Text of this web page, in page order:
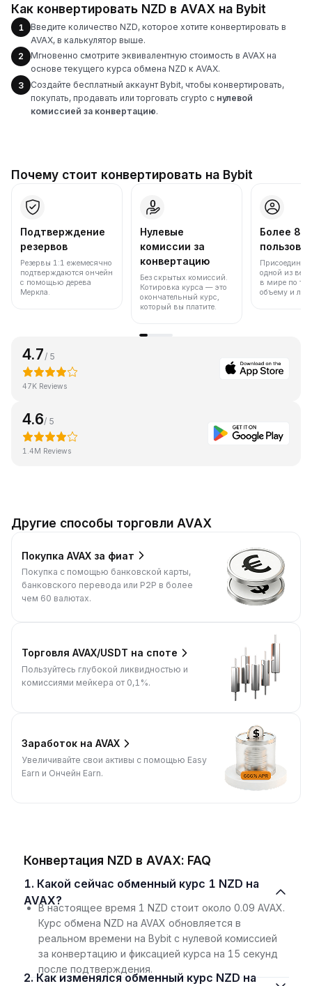
Как конвертировать NZD в AVAX на Bybit
1
Введите количество NZD, которое хотите конвертировать в
AVAX, в калькулятор выше.
2
Мгновенно смотрите эквивалентную стоимость в AVAX на
основе текущего курса обмена NZD к AVAX.
3
Создайте бесплатный аккаунт Bybit, чтобы конвертировать,
покупать, продавать или торговать crypto с нулевой
комиссией за конвертацию.
Почему стоит конвертировать на Bybit
Подтверждение
резервов
Резервы 1:1 ежемесячно
подтверждаются ончейн
с помощью дерева
Меркла.
Нулевые
комиссии за
конвертацию
Без скрытых комиссий.
Котировка курса — это
окончательный курс,
который вы платите.
Более 86
одной из
в мире по
объему и
4.7 / 5
47K Reviews
4.6/ 5
1.4M Reviews
Другие способы торговли AVAX
Покупка AVAX за фиат
Покупка с помощью банковской карты,
банковского перевода или P2P в более
чем 60 валютах.
Торговля AVAX/USDT на споте
Пользуйтесь глубокой ликвидностью и
комиссиями мейкера от 0,1%.
Заработок на AVAX
Увеличивайте свои активы с помощью Easy
Earn и Ончейн Earn.
Конвертация NZD в AVAX: FAQ
1. Какой сейчас обменный курс 1 NZD на
AVAX?
В настоящее время 1 NZD стоит около 0.09 AVAX.
Курс обмена NZD на AVAX обновляется в
реальном времени на Bybit с нулевой комиссией
за конвертацию и фиксацией курса на 15 секунд
после подтверждения.
2. Как изменялся обменный курс NZD на